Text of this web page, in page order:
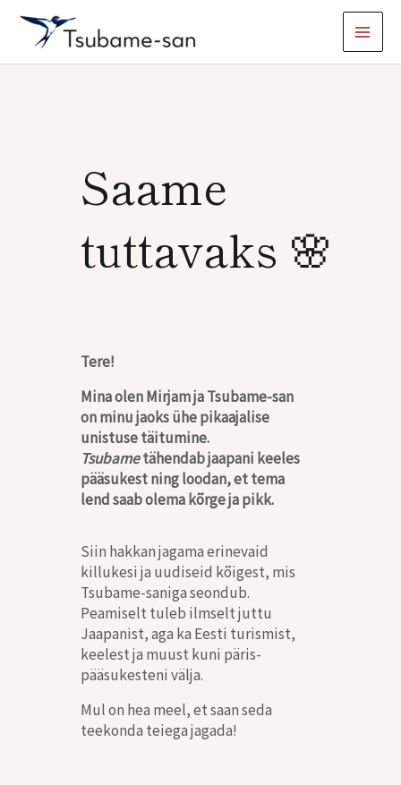
content
Saame
tuttavaks 🌸
Tere!
Mina olen Mirjam ja Tsubame-san
on minu jaoks ühe pikaajalise
unistuse täitumine.
Tsubametähendab jaapani keeles
pääsukest ning loodan, et tema
lend saab olema kõrge ja pikk.
Siin hakkan jagama erinevaid
killukesi ja uudiseid kõigest, mis
Tsubame-saniga seondub.
Peamiselt tuleb ilmselt juttu
Jaapanist, aga ka Eesti turismist,
keelest ja muust kuni päris-
pääsukesteni välja.
Mul on hea meel, et saan seda
teekonda teiega jagada!